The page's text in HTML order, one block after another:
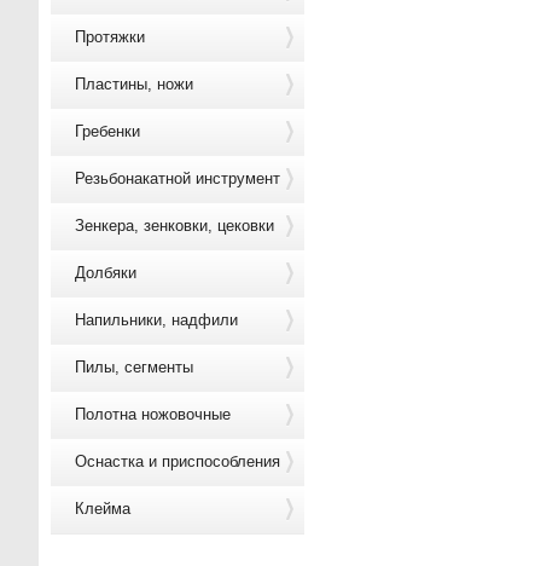
Протяжки
Пластины, ножи
Гребенки
Резьбонакатной инструмент
Зенкера, зенковки, цековки
Долбяки
Напильники, надфили
Пилы, сегменты
Полотна ножовочные
Оснастка и приспособления
Клейма